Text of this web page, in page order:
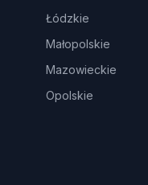
Łódzkie
Małopolskie
Mazowieckie
Opolskie